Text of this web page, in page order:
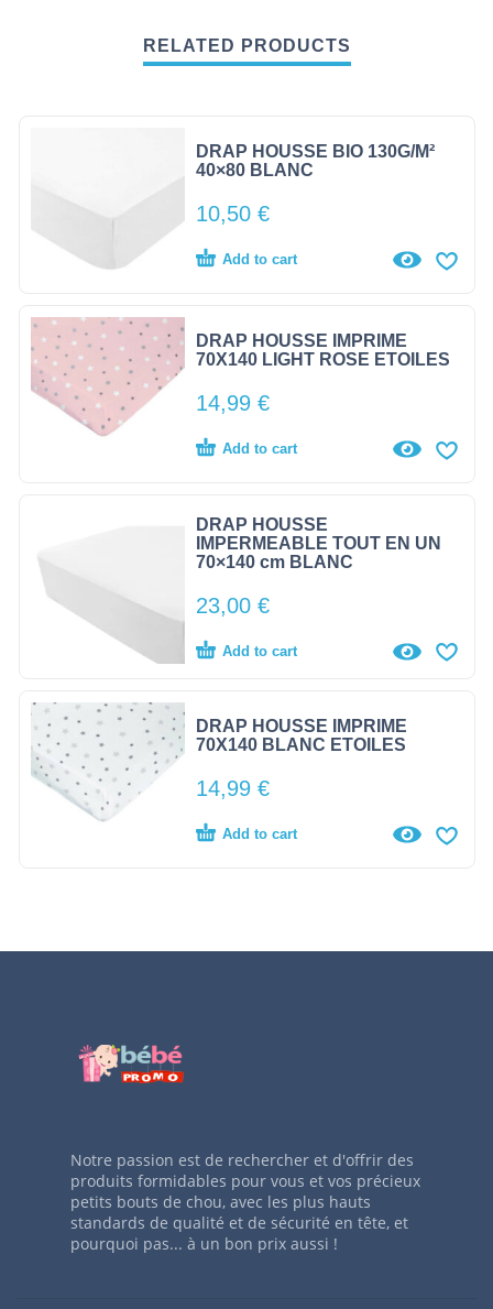
RELATED PRODUCTS
DRAP HOUSSE BIO 130G/M²
40×80 BLANC
10,50 €
Add to cart
DRAP HOUSSE IMPRIME
70X140 LIGHT ROSE ETOILES
14,99 €
Add to cart
DRAP HOUSSE
IMPERMEABLE TOUT EN UN
70×140 cm BLANC
23,00 €
Add to cart
DRAP HOUSSE IMPRIME
70X140 BLANC ETOILES
14,99 €
Add to cart
Notre passion est de rechercher et d'offrir des
produits formidables pour vous et vos précieux
petits bouts de chou, avec les plus hauts
standards de qualité et de sécurité en tête, et
pourquoi pas... à un bon prix aussi !